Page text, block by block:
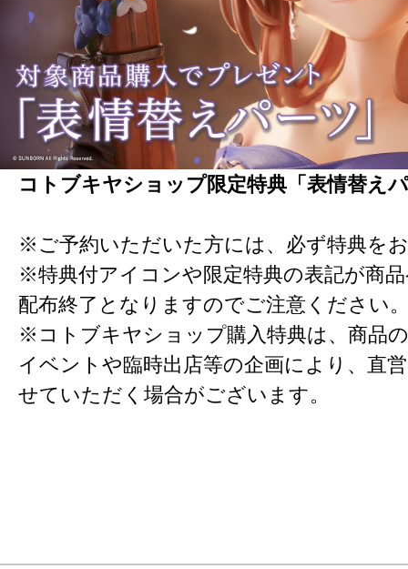
コトブキヤショップ限定特典「表情替え
※ご予約いただいた方には、必ず特典を
※特典付アイコンや限定特典の表記が商
配布終了となりますのでご注意ください
※コトブキヤショップ購入特典は、商品
イベントや臨時出店等の企画により、直
せていただく場合がございます。